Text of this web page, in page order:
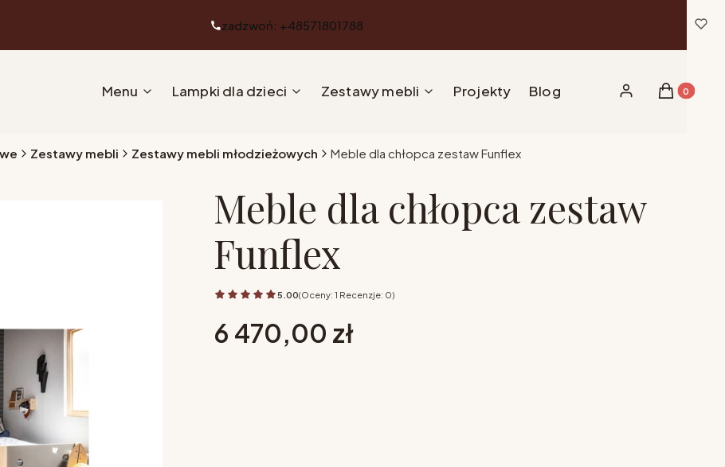
zadzwoń: +48571801788
Menu Lampki dla dzieci Zestawy mebli Projekty Blog Zaloguj sięProdukty
Koszyk
Zestawy mebli Zestawy mebli młodzieżowych Meble dla chłopca zestaw Funflex
Meble dla chłopca zestaw
Funflex
5.00(Oceny: 1 Recenzje: 0)
Cena
6 470,00 zł